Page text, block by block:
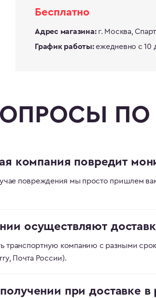
Бесплатно
Адрес магазина:г. Москва,
График работы:ежедневно с 10
ПО
компания повредит
повреждения мы просто пришлем
осуществляют
транспортную компанию с разными
Почта России).
при доставке в